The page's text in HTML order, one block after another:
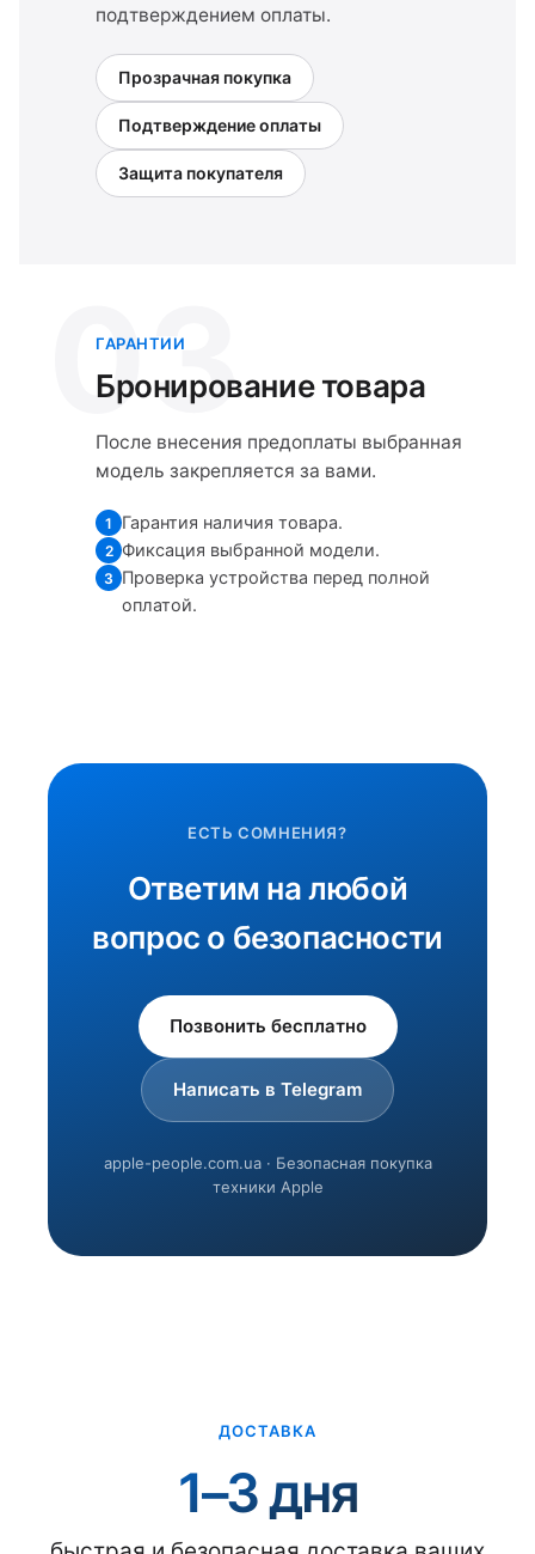
подтверждением оплаты.
Прозрачная покупка
Подтверждение оплаты
Защита покупателя
03
ГАРАНТИИ
Бронирование товара
После внесения предоплаты выбранная
модель закрепляется за вами.
1 Гарантия наличия товара.
2 Фиксация выбранной модели.
3 Проверка устройства перед полной
оплатой.
ЕСТЬ СОМНЕНИЯ?
Ответим на любой
вопрос о безопасности
Позвонить бесплатно
Написать в Telegram
apple-people.com.ua · Безопасная покупка
техники Apple
ДОСТАВКА
1–3 дня